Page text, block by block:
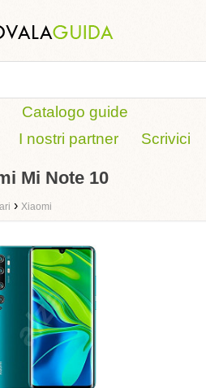
Catalogo guide
I nostri partner Scrivici
Mi Note 10
› Xiaomi